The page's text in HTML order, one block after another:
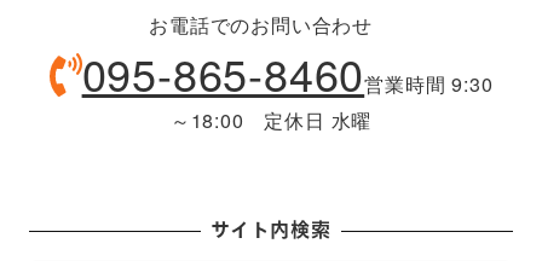
お電話でのお問い合わせ
095-865-8460営業時間 9:30
～18:00 定休日 水曜
サイト内検索